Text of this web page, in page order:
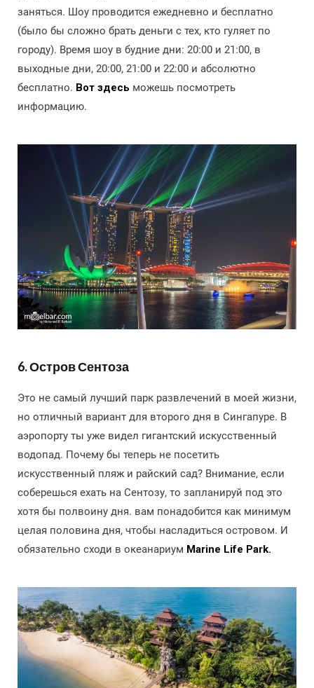
заняться. Шоу проводится ежедневно и бесплатно
(было бы сложно брать деньги с тех, кто гуляет по
городу). Время шоу в будние дни: 20:00 и 21:00, в
выходные дни, 20:00, 21:00 и 22:00 и абсолютно
бесплатно. Вот здесь можешь посмотреть
информацию.
6. Остров Сентоза
Это не самый лучший парк развлечений в моей жизни,
но отличный вариант для второго дня в Сингапуре. В
аэропорту ты уже видел гигантский искусственный
водопад. Почему бы теперь не посетить
искусственный пляж и райский сад? Внимание, если
соберешься ехать на Сентозу, то запланируй под это
хотя бы полвоину дня. вам понадобится как минимум
целая половина дня, чтобы насладиться островом. И
обязательно сходи в океанариум Marine Life Park.